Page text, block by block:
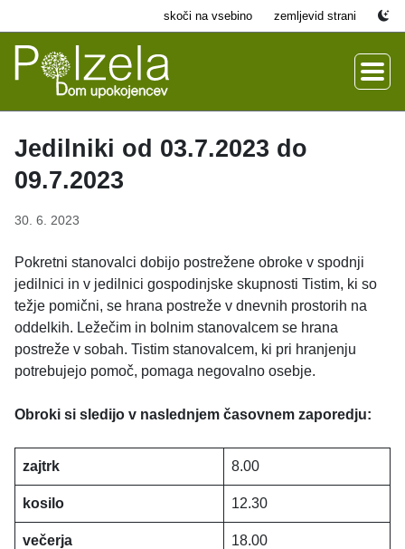
skoči na vsebino zemljevid strani
Jedilniki od 03.7.2023 do
09.7.2023
30. 6. 2023
Pokretni stanovalci dobijo postrežene obroke v spodnji
jedilnici in v jedilnici gospodinjske skupnosti Tistim, ki so
težje pomični, se hrana postreže v dnevnih prostorih na
oddelkih. Ležečim in bolnim stanovalcem se hrana
postreže v sobah. Tistim stanovalcem, ki pri hranjenju
potrebujejo pomoč, pomaga negovalno osebje.
Obroki si sledijo v naslednjem časovnem zaporedju:
zajtrk 8.00
kosilo 12.30
večerja 18.00